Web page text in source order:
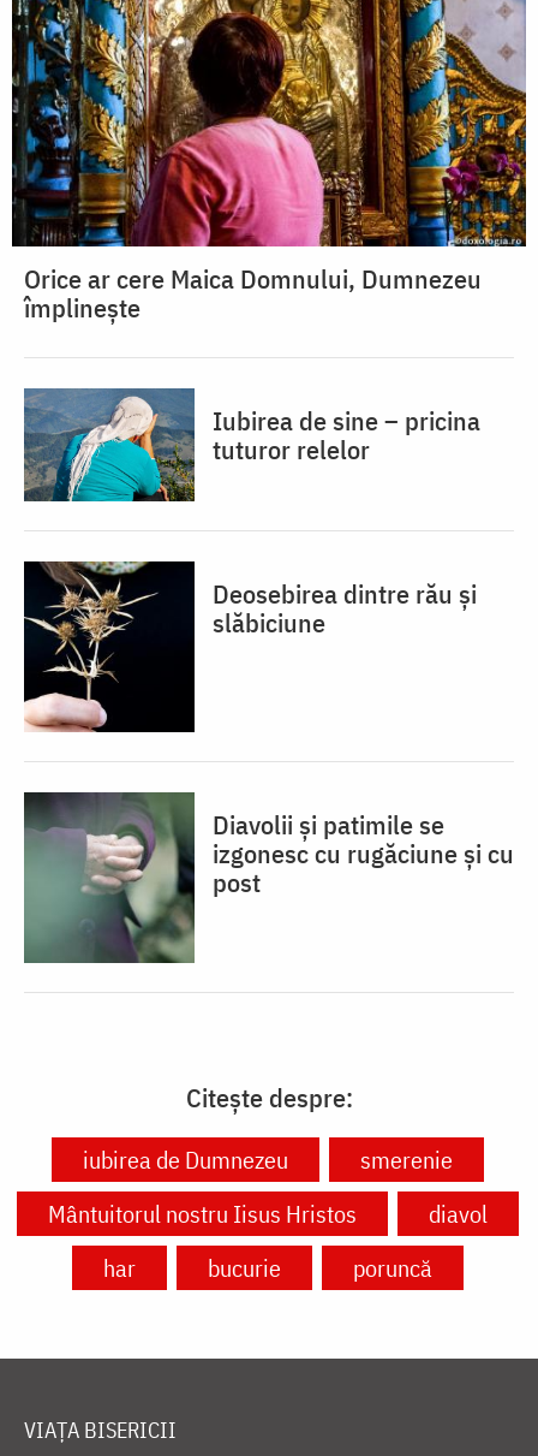
Orice ar cere Maica Domnului, Dumnezeu
împlinește
Iubirea de sine – pricina
tuturor relelor
Deosebirea dintre rău și
slăbiciune
Diavolii și patimile se
izgonesc cu rugăciune și cu
post
Citește despre:
iubirea de Dumnezeu
smerenie
Mântuitorul nostru Iisus Hristos
diavol
har
bucurie poruncă
VIAȚA BISERICII